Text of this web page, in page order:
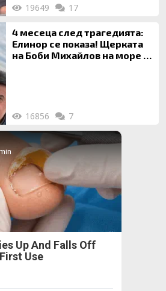
19649 17
4 месеца след трагедията:
Елинор се показа! Щерката
на Боби Михайлов на море с
16856 7
Up And Falls Off
Use